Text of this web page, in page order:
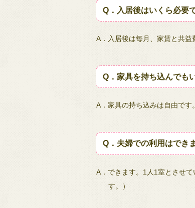
Q．入居後はいくら必要
A．入居後は毎月、家賃と共益
Q．家具を持ち込んでも
A．家具の持ち込みは自由です。
Q．夫婦での利用はでき
A．できます。1人1室とさせ
す。）